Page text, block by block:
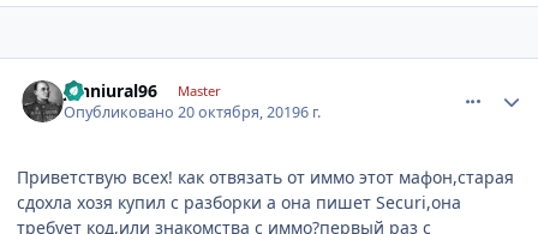
jonniural96 Master
Опубликовано20 октября, 20196 г.
Приветствую всех! как отвязать от иммо этот мафон,старая
сдохла хозя купил с разборки а она пишет Securi,она
требует код,или знакомства с иммо?первый раз с